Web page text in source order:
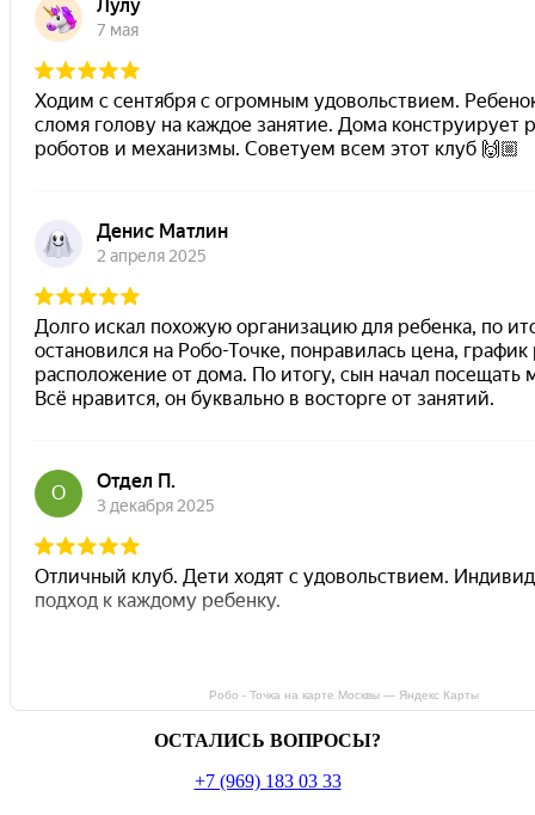
Робо - Точка на карте Москвы — Яндекс Карты
ОСТАЛИСЬ ВОПРОСЫ?
+7 (969) 183 03 33